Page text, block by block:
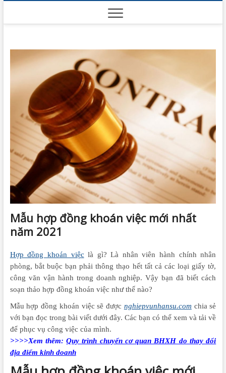
content
Mẫu hợp đồng khoán việc mới nhất
năm 2021
Hợp đồng khoán việc là gì? Là nhân viên hành chính nhân
phòng, bắt buộc bạn phải thông thạo hết tất cả các loại giấy tờ,
công văn vận hành trong doanh nghiệp. Vậy bạn đã biết cách
soạn thảo hợp đồng khoán việc như thế nào?
Mẫu hợp đồng khoán việc sẽ được nghiepvunhansu.com chia sẻ
với bạn đọc trong bài viết dưới đây. Các bạn có thể xem và tải về
để phục vụ công việc của mình.
>>>>Xem thêm:Quy trình chuyển cơ quan BHXH do thay đổi
địa điểm kinh doanh